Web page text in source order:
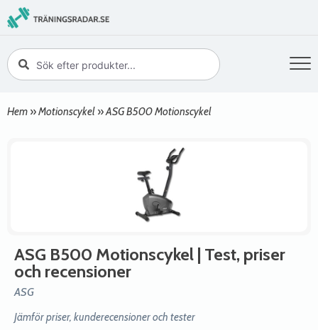
Hem »Motionscykel »ASG B500 Motionscykel
ASG B500 Motionscykel | Test, priser
och recensioner
ASG
Jämför priser, kunderecensioner och tester